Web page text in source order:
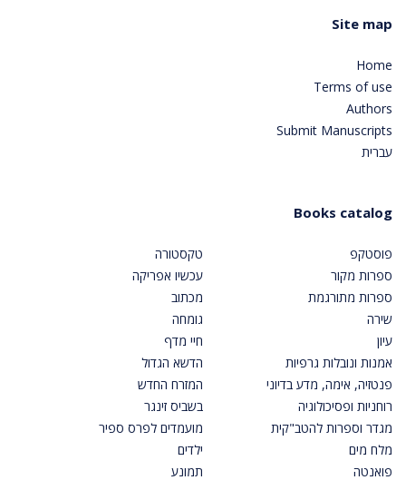
Site map
Home
Terms of use
Authors
Submit Manuscripts
עברית
Books catalog
פוסטקפ
ספרות מקור
ספרות מתורגמת
שירה
עיון
אמנות ונובלות גרפיות
פנטזיה, אימה, מדע בדיוני
רוחניות ופסיכולוגיה
מגדר וספרות להטב"קית
מלח מים
פואנטה
טקסטורה
עכשיו אפריקה
מכתוב
גומחה
חיי מדף
הדשא הגדול
המזרח החדש
בשביס זינגר
מועמדים לפרס ספיר
ילדים
תמונע